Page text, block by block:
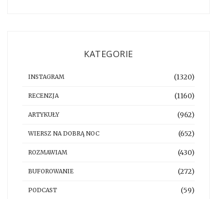
KATEGORIE
INSTAGRAM (1320)
RECENZJA (1160)
ARTYKUŁY (962)
WIERSZ NA DOBRĄ NOC (652)
ROZMAWIAM (430)
BUFOROWANIE (272)
PODCAST (59)